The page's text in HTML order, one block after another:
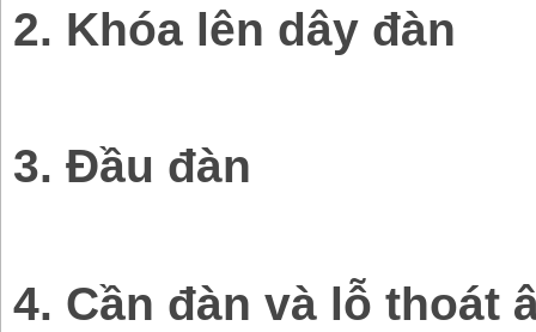
2. Khóa lên dây đàn
3. Đầu đàn
4. Cần đàn và lỗ thoát